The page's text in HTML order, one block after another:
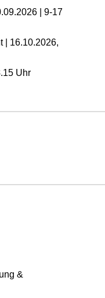
| 9-17
| 16.10.2026,
Uhr
&